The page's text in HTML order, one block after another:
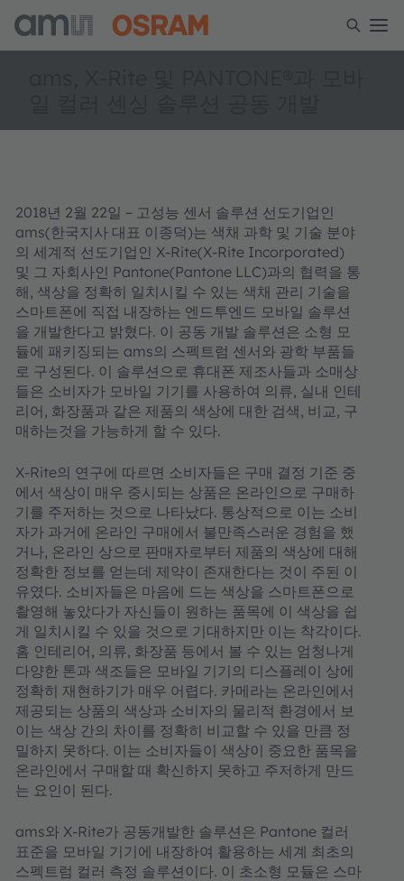
2018년 2월 22일 – 고성능 센서 솔루션 선도기업인
ams(한국지사 대표 이종덕)는 색채 과학 및 기술 분야
의 세계적 선도기업인 X-Rite(X-Rite Incorporated)
및 그 자회사인 Pantone(Pantone LLC)과의 협력을 통
해, 색상을 정확히 일치시킬 수 있는 색채 관리 기술을
스마트폰에 직접 내장하는 엔드투엔드 모바일 솔루션
을 개발한다고 밝혔다. 이 공동 개발 솔루션은 소형 모
듈에 패키징되는 ams의 스펙트럼 센서와 광학 부품들
로 구성된다. 이 솔루션으로 휴대폰 제조사들과 소매상
들은 소비자가 모바일 기기를 사용하여 의류, 실내 인테
리어, 화장품과 같은 제품의 색상에 대한 검색, 비교, 구
매하는것을 가능하게 할 수 있다.
X-Rite의 연구에 따르면 소비자들은 구매 결정 기준 중
에서 색상이 매우 중시되는 상품은 온라인으로 구매하
기를 주저하는 것으로 나타났다. 통상적으로 이는 소비
자가 과거에 온라인 구매에서 불만족스러운 경험을 했
거나, 온라인 상으로 판매자로부터 제품의 색상에 대해
정확한 정보를 얻는데 제약이 존재한다는 것이 주된 이
유였다. 소비자들은 마음에 드는 색상을 스마트폰으로
촬영해 놓았다가 자신들이 원하는 품목에 이 색상을 쉽
게 일치시킬 수 있을 것으로 기대하지만 이는 착각이다.
홈 인테리어, 의류, 화장품 등에서 볼 수 있는 엄청나게
다양한 톤과 색조들은 모바일 기기의 디스플레이 상에
정확히 재현하기가 매우 어렵다. 카메라는 온라인에서
제공되는 상품의 색상과 소비자의 물리적 환경에서 보
이는 색상 간의 차이를 정확히 비교할 수 있을 만큼 정
밀하지 못하다. 이는 소비자들이 색상이 중요한 품목을
온라인에서 구매할 때 확신하지 못하고 주저하게 만드
는 요인이 된다.
ams와 X-Rite가 공동개발한 솔루션은 Pantone 컬러
표준을 모바일 기기에 내장하여 활용하는 세계 최초의
스펙트럼 컬러 측정 솔루션이다. 이 초소형 모듈은 스마